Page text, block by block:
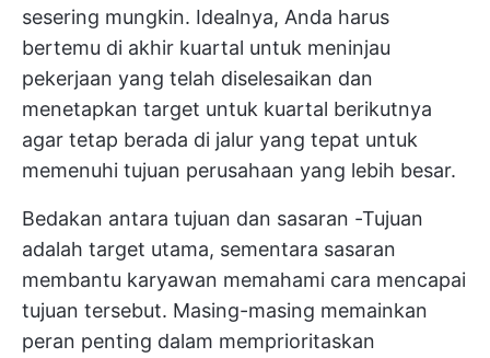
sesering mungkin. Idealnya, Anda harus
bertemu di akhir kuartal untuk meninjau
pekerjaan yang telah diselesaikan dan
menetapkan target untuk kuartal berikutnya
agar tetap berada di jalur yang tepat untuk
memenuhi tujuan perusahaan yang lebih besar.
Bedakan antara tujuan dan sasaran -Tujuan
adalah target utama, sementara sasaran
membantu karyawan memahami cara mencapai
tujuan tersebut. Masing-masing memainkan
peran penting dalam memprioritaskan